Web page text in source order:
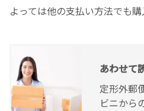
よっては他の支払い方法でも購
あわせて
定形外郵
ビニから